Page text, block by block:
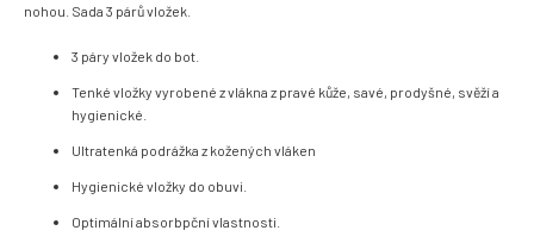
nohou. Sada 3 párů vložek.
3 páry vložek do bot.
Tenké vložky vyrobené z vlákna z pravé kůže, savé, prodyšné, svěží a
hygienické.
Ultratenká podrážka z kožených vláken
Hygienické vložky do obuvi.
Optimální absorbpční vlastnosti.